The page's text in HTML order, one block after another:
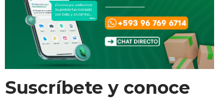
Suscríbete y conoce